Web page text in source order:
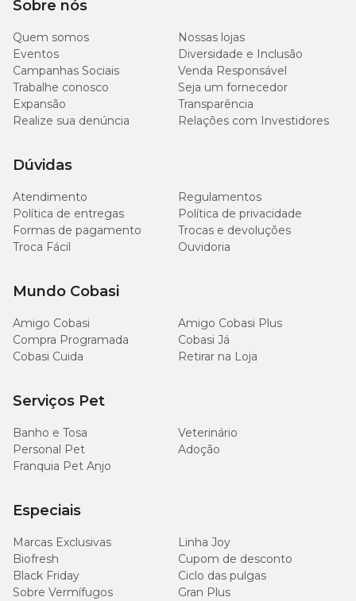
Sobre nós
Quem somos
Nossas lojas
Eventos
Diversidade e Inclusão
Campanhas Sociais
Venda Responsável
Trabalhe conosco
Seja um fornecedor
Expansão
Transparência
Realize sua denúncia
Relações com Investidores
Dúvidas
Atendimento
Regulamentos
Política de entregas
Política de privacidade
Formas de pagamento
Trocas e devoluções
Troca Fácil
Ouvidoria
Mundo Cobasi
Amigo Cobasi
Amigo Cobasi Plus
Compra Programada
Cobasi Já
Cobasi Cuida
Retirar na Loja
Serviços Pet
Banho e Tosa
Veterinário
Personal Pet
Adoção
Franquia Pet Anjo
Especiais
Marcas Exclusivas
Linha Joy
Biofresh
Cupom de desconto
Black Friday
Ciclo das pulgas
Sobre Vermífugos
Gran Plus